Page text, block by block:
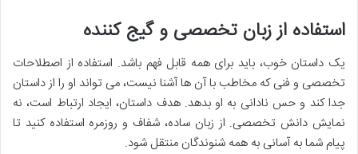
استفاده از زبان تخصصی و گیج کننده
یک داستان خوب، باید برای همه قابل فهم باشد. استفاده از اصطلاحات
تخصصی و فنی که مخاطب با آن ها آشنا نیست، می تواند او را از داستان
جدا کند و حس نادانی به او بدهد. هدف داستان، ایجاد ارتباط است، نه
نمایش دانش تخصصی. از زبان ساده، شفاف و روزمره استفاده کنید تا
پیام شما به آسانی به همه شنوندگان منتقل شود.